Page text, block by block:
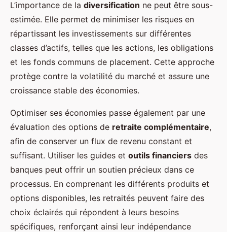
L’importance de la diversification ne peut être sous-
estimée. Elle permet de minimiser les risques en
répartissant les investissements sur différentes
classes d’actifs, telles que les actions, les obligations
et les fonds communs de placement. Cette approche
protège contre la volatilité du marché et assure une
croissance stable des économies.
Optimiser ses économies passe également par une
évaluation des options de retraite complémentaire,
afin de conserver un flux de revenu constant et
suffisant. Utiliser les guides et outils financiers des
banques peut offrir un soutien précieux dans ce
processus. En comprenant les différents produits et
options disponibles, les retraités peuvent faire des
choix éclairés qui répondent à leurs besoins
spécifiques, renforçant ainsi leur indépendance